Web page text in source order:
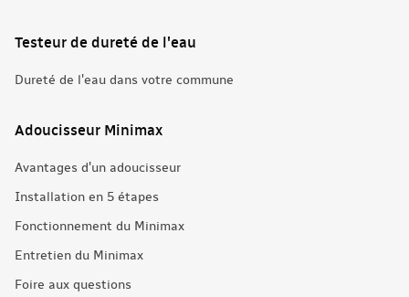
Testeur de dureté de l'eau
Dureté de l'eau dans votre commune
Adoucisseur Minimax
Avantages d'un adoucisseur
Installation en 5 étapes
Fonctionnement du Minimax
Entretien du Minimax
Foire aux questions